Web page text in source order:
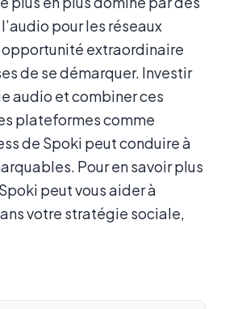
pour les réseaux
opportunité extraordinaire
de se démarquer. Investir
audio et combiner ces
plateformes comme
de Spoki peut conduire à
Pour en savoir plus
peut vous aider à
votre stratégie sociale,